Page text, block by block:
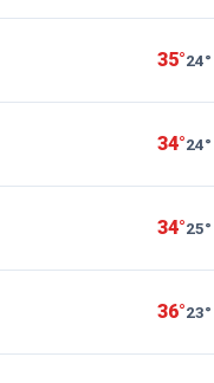
35°24°
34°24°
34°25°
36°23°